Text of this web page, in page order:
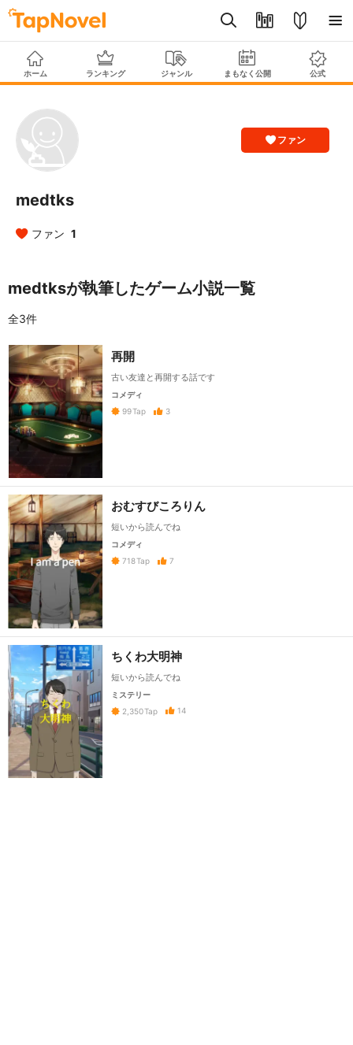
ホーム ランキング ジャンル まもなく公開 公式
ファン
medtks
ファン 1
medtksが執筆したゲーム小説一覧
全3件
再開
古い友達と再開する話です
コメディ
99Tap 3
おむすびころりん
短いから読んでね
コメディ
718Tap 7
ちくわ大明神
短いから読んでね
ミステリー
2,350Tap 14